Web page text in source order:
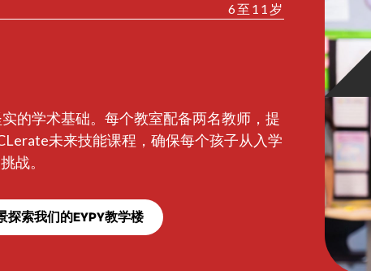
6至11岁
的学术基础。每个教室配备两名教师，提
未来技能课程，确保每个孩子从入学
战。
探索我们的EYPY教学楼